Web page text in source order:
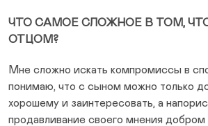
ЧТО САМОЕ СЛОЖНОЕ В ТОМ,
ОТЦОМ?
Мне сложно искать компромиссы в
понимаю, что с сыном можно только
хорошему и заинтересовать, а
продавливание своего мнения добром